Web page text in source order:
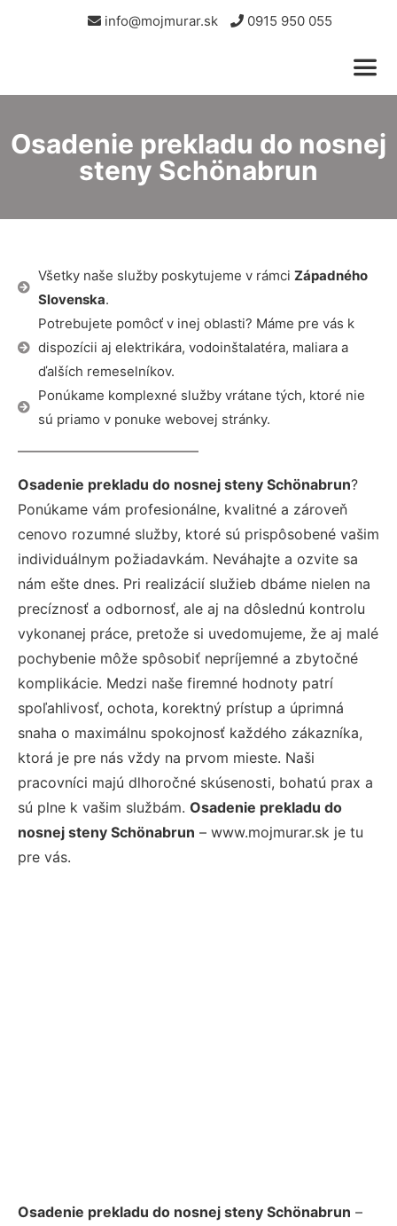
info@mojmurar.sk 0915 950 055
Osadenie prekladu do nosnej
steny Schönabrun
Všetky naše služby poskytujeme v rámci Západného
Slovenska.
Potrebujete pomôcť v inej oblasti? Máme pre vás k
dispozícii aj elektrikára, vodoinštalatéra, maliara a
ďalších remeselníkov.
Ponúkame komplexné služby vrátane tých, ktoré nie
sú priamo v ponuke webovej stránky.
Osadenie prekladu do nosnej steny Schönabrun?
Ponúkame vám profesionálne, kvalitné a zároveň
cenovo rozumné služby, ktoré sú prispôsobené vašim
individuálnym požiadavkám. Neváhajte a ozvite sa
nám ešte dnes. Pri realizácií služieb dbáme nielen na
precíznosť a odbornosť, ale aj na dôslednú kontrolu
vykonanej práce, pretože si uvedomujeme, že aj malé
pochybenie môže spôsobiť nepríjemné a zbytočné
komplikácie. Medzi naše firemné hodnoty patrí
spoľahlivosť, ochota, korektný prístup a úprimná
snaha o maximálnu spokojnosť každého zákazníka,
ktorá je pre nás vždy na prvom mieste. Naši
pracovníci majú dlhoročné skúsenosti, bohatú prax a
sú plne k vašim službám. Osadenie prekladu do
nosnej steny Schönabrun – www.mojmurar.sk je tu
pre vás.
Osadenie prekladu do nosnej steny Schönabrun –